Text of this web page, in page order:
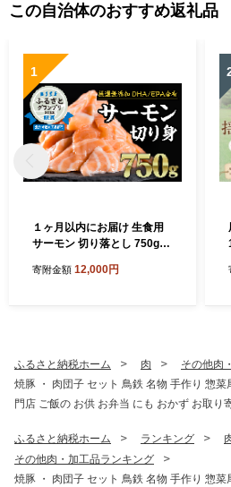
この自治体のおすすめ返礼品
1
１ヶ月以内にお届け 生食用
サーモン 切り落とし 750g
サーモン アトランティック
身 お刺身 刺し身 魚介類 海鮮
冷凍 厚切り 薄切り ふるさと
納税 ふるさとチョイス 三重
寄附金額 12,000円
ふるさと納税ホーム 肉
その他肉
焼豚 ・ 肉団子 セット 鳥鉄 名物 手作り 惣
門店 ご飯の お供 お弁当 にも おかず お取
ふるさと納税ホーム ランキング
その他肉・加工品ランキング
焼豚 ・ 肉団子 セット 鳥鉄 名物 手作り 惣